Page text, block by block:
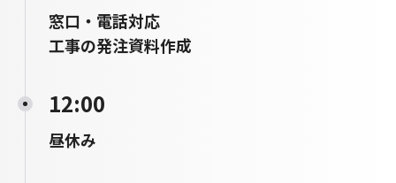
窓口・電話対応
工事の発注資料作成
12:00
昼休み